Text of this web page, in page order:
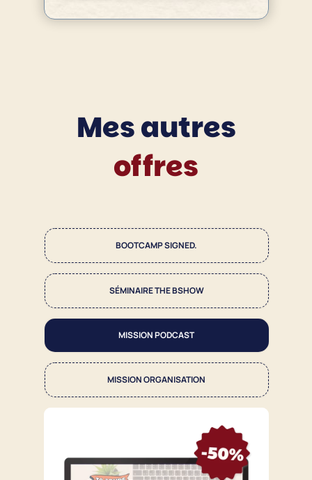
Mes autres
offres
BOOTCAMP SIGNED.
SÉMINAIRE THE BSHOW
MISSION PODCAST
MISSION ORGANISATION